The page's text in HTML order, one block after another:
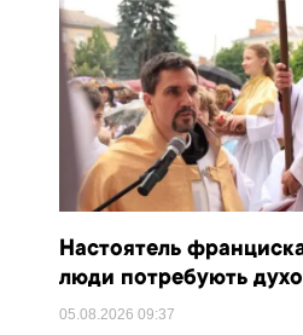
Настоятель
люди потребують
05.08.202609:37